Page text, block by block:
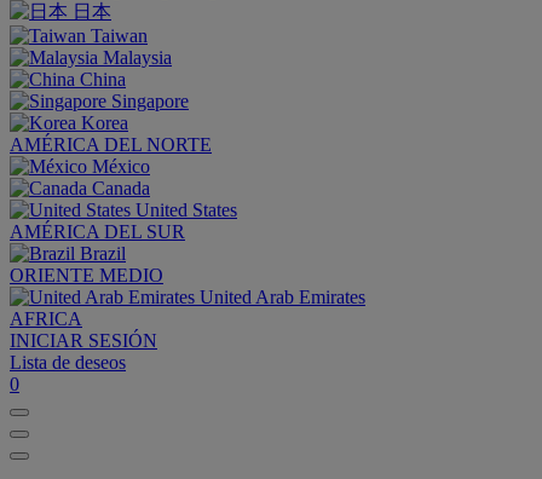
日本
Taiwan
Malaysia
China
Singapore
Korea
AMÉRICA DEL NORTE
México
Canada
United States
AMÉRICA DEL SUR
Brazil
ORIENTE MEDIO
United Arab Emirates
AFRICA
INICIAR SESIÓN
Lista de deseos
0